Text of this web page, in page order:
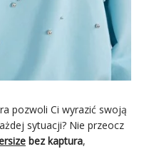
pozwoli Ci wyrazić swoją
sytuacji? Nie przeocz
bez kaptura,